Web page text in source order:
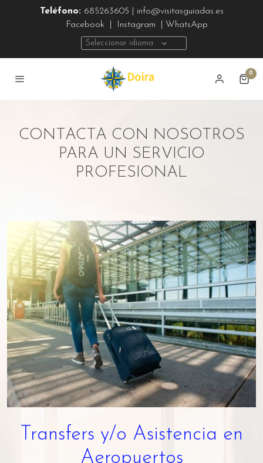
Teléfono: 685263605 | info@visitasguiadas.es
Facebook
Instagram | WhatsApp
Seleccionar idioma
0
CONTACTA CON NOSOTROS
PARA UN SERVICIO
PROFESIONAL
Transfers y/o Asistencia en
Aeropuertos